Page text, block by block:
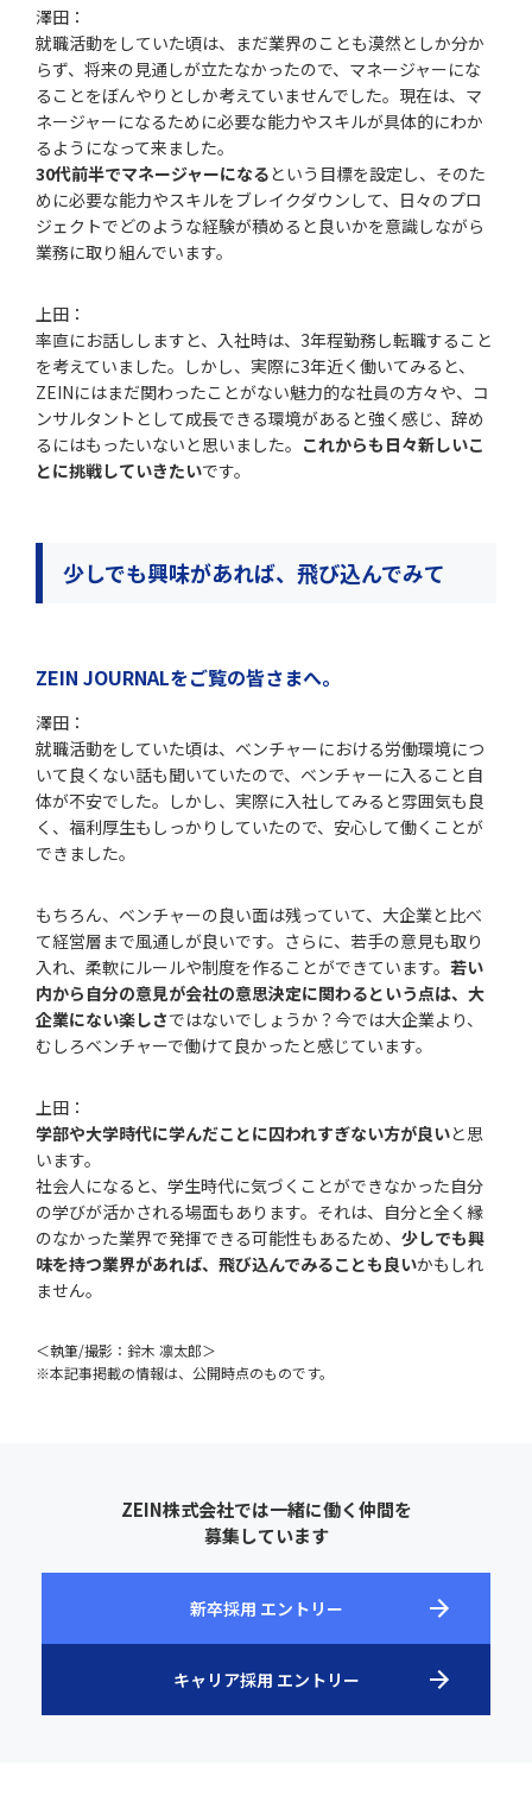
澤田：
就職活動をしていた頃は、まだ業界のことも漠然としか分か
らず、将来の見通しが立たなかったので、マネージャーにな
ることをぼんやりとしか考えていませんでした。現在は、マ
ネージャーになるために必要な能力やスキルが具体的にわか
るようになって来ました。
30代前半でマネージャーになるという目標を設定し、そのた
めに必要な能力やスキルをブレイクダウンして、日々のプロ
ジェクトでどのような経験が積めると良いかを意識しながら
業務に取り組んでいます。
上田：
率直にお話ししますと、入社時は、3年程勤務し転職すること
を考えていました。しかし、実際に3年近く働いてみると、
ZEINにはまだ関わったことがない魅力的な社員の方々や、コ
ンサルタントとして成長できる環境があると強く感じ、辞め
るにはもったいないと思いました。 これからも日々新しいこ
とに挑戦していきたいです。
少しでも興味があれば、飛び込んでみて
ZEIN JOURNALをご覧の皆さまへ。
澤田：
就職活動をしていた頃は、ベンチャーにおける労働環境につ
いて良くない話も聞いていたので、ベンチャーに入ること自
体が不安でした。しかし、実際に入社してみると雰囲気も良
く、福利厚生もしっかりしていたので、安心して働くことが
できました。
もちろん、ベンチャーの良い面は残っていて、大企業と比べ
て経営層まで風通しが良いです。さらに、若手の意見も取り
入れ、柔軟にルールや制度を作ることができています。 若い
内から自分の意見が会社の意思決定に関わるという点は、大
企業にない楽しさではないでしょうか？今では大企業より、
むしろベンチャーで働けて良かったと感じています。
上田：
学部や大学時代に学んだことに囚われすぎない方が良いと思
います。
社会人になると、学生時代に気づくことができなかった自分
の学びが活かされる場面もあります。それは、自分と全く縁
のなかった業界で発揮できる可能性もあるため、 少しでも興
味を持つ業界があれば、飛び込んでみることも良いかもしれ
ません。
＜執筆/撮影：鈴木 凛太郎＞
※本記事掲載の情報は、公開時点のものです。
ZEIN株式会社では一緒に働く仲間を
募集しています
新卒採用 エントリー
キャリア採用 エントリー